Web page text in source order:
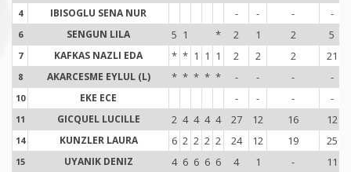
4 IBISOGLU SENA NUR - - - -
6 SENGUN LILA 5 1 * 2 1 2 5
7 KAFKAS NAZLI EDA * * 1 1 1 2 2 2 21
8 AKARCESME EYLUL (L) * * * * * - - - -
10 EKE ECE - - - -
11 GICQUEL LUCILLE 2 4 4 4 4 27 12 16 12
14 KUNZLER LAURA 6 2 2 2 2 24 12 19 25
15 UYANIK DENIZ 4 6 6 6 6 4 1 - 11